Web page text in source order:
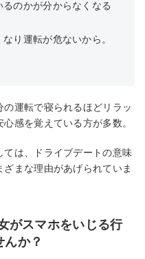
のかが分からなくなる
り運転が危ないから。
運転で寝られるほどリラッ
感を覚えている方が多数。
は、ドライブデートの意味
まな理由があげられていま
がスマホをいじる行
か？